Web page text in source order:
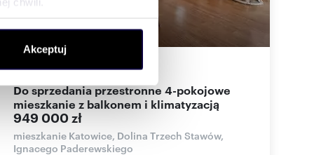
społecznościowym,
od Ciebie lub
Akceptuj
m zł/m
Do sprzedania przestronne 4-pokojowe
mieszkanie z balkonem i klimatyzacją
949 000 zł
mieszkanie Katowice, Dolina Trzech Stawów,
Ignacego Paderewskiego